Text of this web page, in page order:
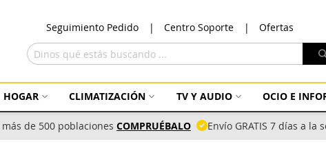
Seguimiento Pedido Centro Soporte Ofertas
HOGAR CLIMATIZACIÓN TV Y AUDIO OCIO E
de 500 poblaciones COMPRUÉBALO Envío GRATIS 7 días a la